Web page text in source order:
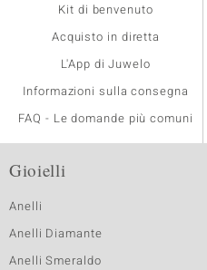
Kit di benvenuto
Acquisto in diretta
L'App di Juwelo
Informazioni sulla consegna
FAQ - Le domande più comuni
Gioielli
Anelli
Anelli Diamante
Anelli Smeraldo